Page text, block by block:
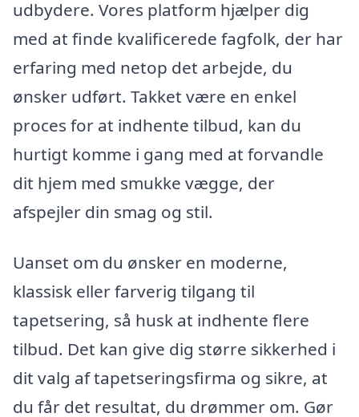
udbydere. Vores platform hjælper dig
med at finde kvalificerede fagfolk, der har
erfaring med netop det arbejde, du
ønsker udført. Takket være en enkel
proces for at indhente tilbud, kan du
hurtigt komme i gang med at forvandle
dit hjem med smukke vægge, der
afspejler din smag og stil.
Uanset om du ønsker en moderne,
klassisk eller farverig tilgang til
tapetsering, så husk at indhente flere
tilbud. Det kan give dig større sikkerhed i
dit valg af tapetseringsfirma og sikre, at
du får det resultat, du drømmer om. Gør